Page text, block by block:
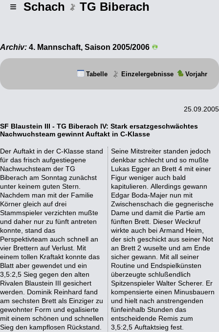
≡ Schach TG Biberach
Archiv: 4. Mannschaft, Saison 2005/2006
Tabelle Einzelergebnisse Vorjahr
25.09.2005
SF Blaustein III - TG Biberach IV: Stark ersatzgeschwächtes
Nachwuchsteam gewinnt Auftakt in C-Klasse
Der Auftakt in der C-Klasse stand
für das frisch aufgestiegene
Nachwuchsteam der TG
Biberach am Sonntag zunächst
unter keinem guten Stern.
Nachdem man mit der Familie
Körner gleich auf drei
Stammspieler verzichten mußte
und daher nur zu fünft antreten
konnte, stand das
Perspektivteam auch schnell an
vier Brettern auf Verlust. Mit
einem tollen Kraftakt konnte das
Blatt aber gewendet und ein
3,5:2,5 Sieg gegen den alten
Rivalen Blaustein III gesichert
werden. Dominik Reinhard fand
am sechsten Brett als Einziger zu
gewohnter Form und egalisierte
mit einem schönen und schnellen
Sieg den kampflosen Rückstand.
Seine Mitstreiter standen jedoch
denkbar schlecht und so mußte
Lukas Egger an Brett 4 mit einer
Figur weniger auch bald
kapitulieren. Allerdings gewann
Edgar Boda-Majer nun mit
Zwischenschach die gegnerische
Dame und damit die Partie am
fünften Brett. Dieser Weckruf
wirkte auch bei Armand Heim,
der sich geschickt aus seiner Not
an Brett 2 wuselte und am Ende
sicher gewann. Mit all seiner
Routine und Endspielkünsten
überzeugte schlußendlich
Spitzenspieler Walter Scherer. Er
kompensierte einen Minusbauern
und hielt nach anstrengenden
fünfeinhalb Stunden das
entscheidende Remis zum
3,5:2,5 Auftaktsieg fest.